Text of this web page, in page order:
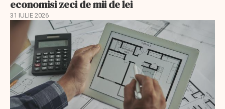
economisi zeci de mii de lei
31 IULIE 2026